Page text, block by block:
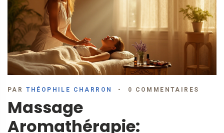
PAR THÉOPHILE CHARRON 0 COMMENTAIRES
Massage
Aromathérapie: